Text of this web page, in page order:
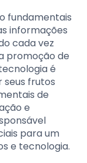
fundamentais
informações
cada vez
promoção de
é
seus frutos
de
e
para um
e tecnologia.